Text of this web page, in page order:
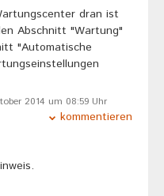
dran ist
Abschnitt "Wartung"
"Automatische
2014 um 08:59 Uhr
kommentieren